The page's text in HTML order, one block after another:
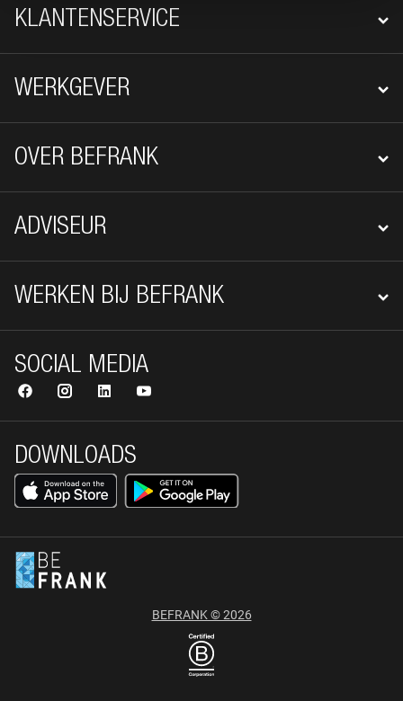
KLANTENSERVICE
WERKGEVER
OVER BEFRANK
ADVISEUR
WERKEN BIJ BEFRANK
DOWNLOADS
SOCIAL MEDIA
BEFRANK © 2026